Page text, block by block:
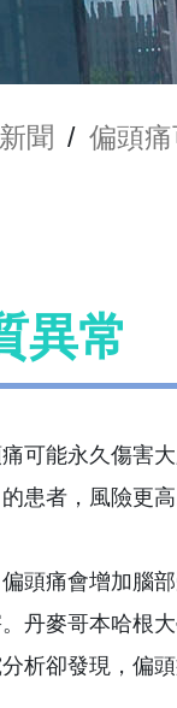
聞 / 偏頭
異常
可能永久傷害
患者，風險更高
頭痛會增加腦
丹麥哥本哈根
析卻發現，偏